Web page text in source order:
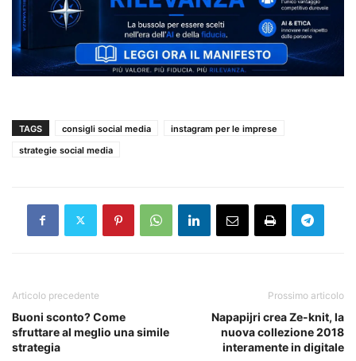
TAGS consigli social media
instagram per le imprese
strategie social media
Articolo precedente
Buoni sconto? Come
sfruttare al meglio una simile
strategia
Prossimo articolo
Napapijri crea Ze-knit, la
nuova collezione 2018
interamente in digitale